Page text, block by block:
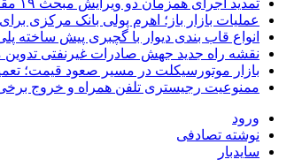
تمدید اجرای همزمان دو ویرایش مبحث ۱۹ مقررات ملی ساختمان تا پایان سال
عملیات بازار باز؛ اهرم پولی بانک مرکزی
انواع قاب بندی دیوار با گچبری پیش
نقشه راه جدید جهش صادرات غیرنفتی
بازار موتورسیکلت در مسیر صعود قیمت؛
ممنوعیت رجیستری تلفن همراه و خروج برخی
ورود
نوشته تصادفی
سایدبار